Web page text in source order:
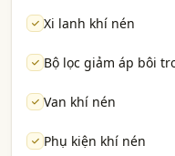
Xi lanh khí nén
Bộ lọc giảm áp bôi
Van khí nén
Phụ kiện khí nén